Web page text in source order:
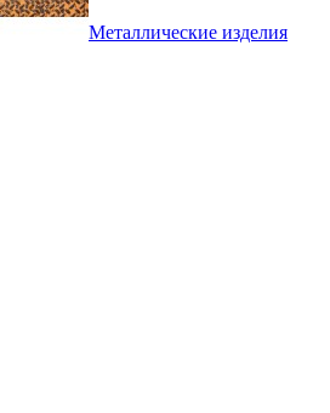
Металлические изделия